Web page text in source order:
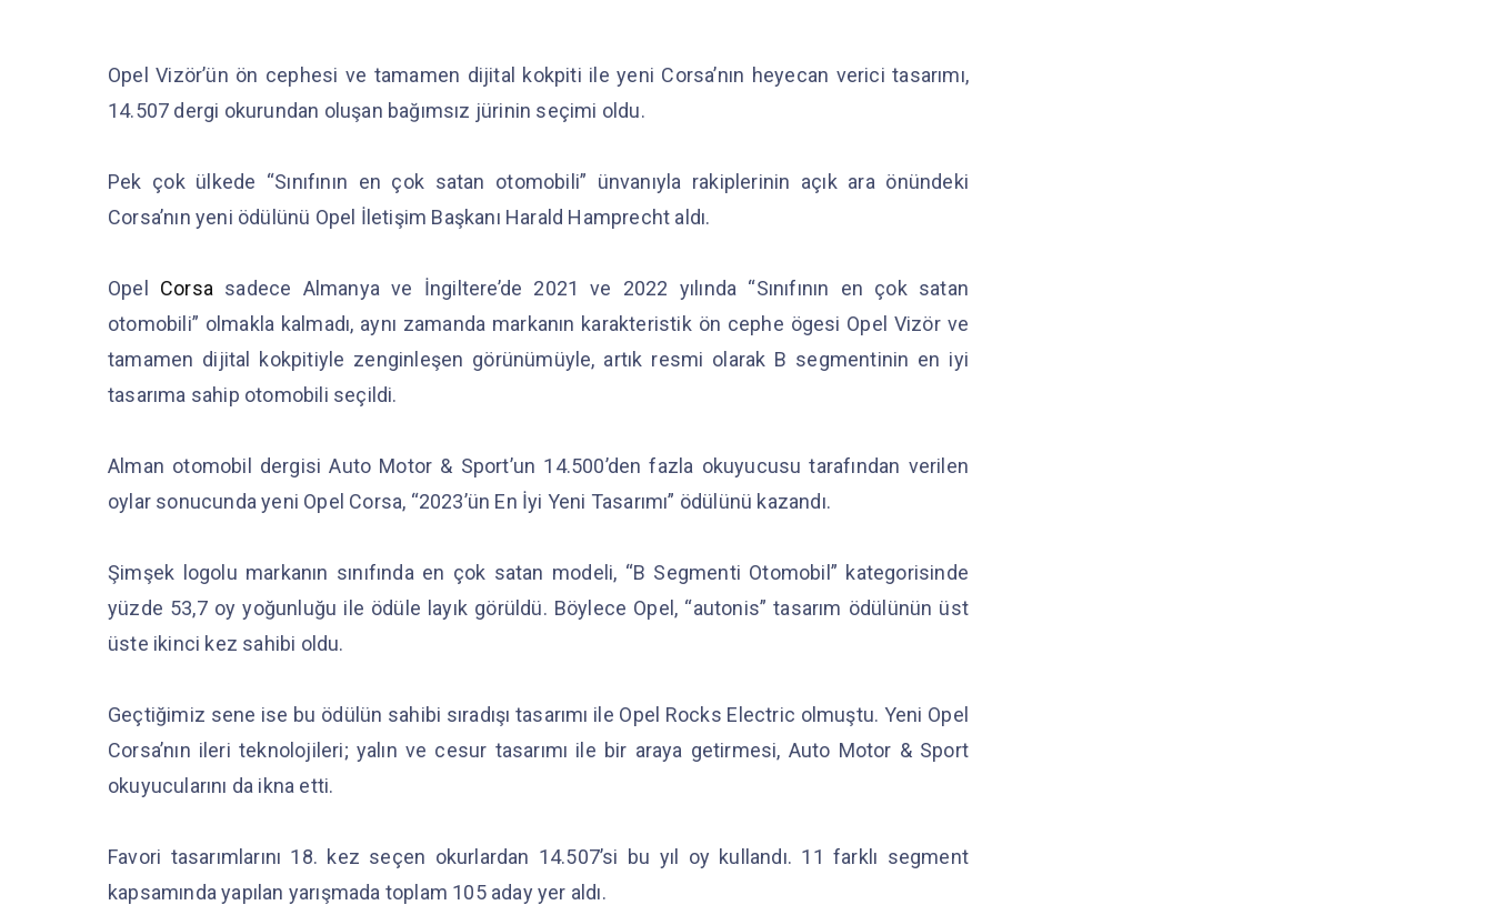
Opel Vizör’ün ön cephesi ve tamamen dijital kokpiti ile yeni Corsa’nın heyecan verici tasarımı,
14.507 dergi okurundan oluşan bağımsız jürinin seçimi oldu.
Pek çok ülkede “Sınıfının en çok satan otomobili” ünvanıyla rakiplerinin açık ara önündeki
Corsa’nın yeni ödülünü Opel İletişim Başkanı Harald Hamprecht aldı.
Opel Corsa sadece Almanya ve İngiltere’de 2021 ve 2022 yılında “Sınıfının en çok satan
otomobili” olmakla kalmadı, aynı zamanda markanın karakteristik ön cephe ögesi Opel Vizör ve
tamamen dijital kokpitiyle zenginleşen görünümüyle, artık resmi olarak B segmentinin en iyi
tasarıma sahip otomobili seçildi.
Alman otomobil dergisi Auto Motor & Sport’un 14.500’den fazla okuyucusu tarafından verilen
oylar sonucunda yeni Opel Corsa, “2023’ün En İyi Yeni Tasarımı” ödülünü kazandı.
Şimşek logolu markanın sınıfında en çok satan modeli, “B Segmenti Otomobil” kategorisinde
yüzde 53,7 oy yoğunluğu ile ödüle layık görüldü. Böylece Opel, “autonis” tasarım ödülünün üst
üste ikinci kez sahibi oldu.
Geçtiğimiz sene ise bu ödülün sahibi sıradışı tasarımı ile Opel Rocks Electric olmuştu. Yeni Opel
Corsa’nın ileri teknolojileri; yalın ve cesur tasarımı ile bir araya getirmesi, Auto Motor & Sport
okuyucularını da ikna etti.
Favori tasarımlarını 18. kez seçen okurlardan 14.507’si bu yıl oy kullandı. 11 farklı segment
kapsamında yapılan yarışmada toplam 105 aday yer aldı.